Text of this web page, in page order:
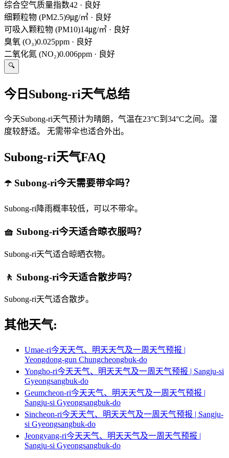
综合空气质量指数42 · 良好
细颗粒物 (PM2.5)9㎍/㎥ · 良好
可吸入颗粒物 (PM10)14㎍/㎥ · 良好
臭氧 (O₃)0.025ppm · 良好
二氧化氮 (NO₂)0.006ppm · 良好
🔍
今日Subong-ri天气总结
今天Subong-ri天气预计为晴朗，气温在23°C到34°C之间。湿
度较舒适。 无需带伞也适合外出。
Subong-ri天气FAQ
☂️ Subong-ri今天需要带伞吗？
Subong-ri降雨概率较低，可以不带伞。
🧺 Subong-ri今天适合晾衣服吗？
Subong-ri天气适合晾晒衣物。
🚶 Subong-ri今天适合散步吗？
Subong-ri天气适合散步。
其他天气:
Umae-ri今天天气、明天天气及一周天气预报 |
Yeongdong-gun Chungcheongbuk-do
Yongho-ri今天天气、明天天气及一周天气预报 | Sangju-si
Gyeongsangbuk-do
Geumcheon-ri今天天气、明天天气及一周天气预报 |
Sangju-si Gyeongsangbuk-do
Sincheon-ri今天天气、明天天气及一周天气预报 | Sangju-
si Gyeongsangbuk-do
Jeongyang-ri今天天气、明天天气及一周天气预报 |
Sangju-si Gyeongsangbuk-do